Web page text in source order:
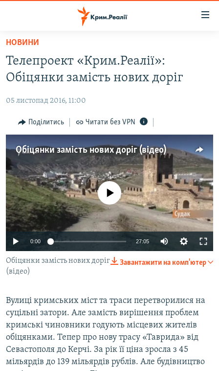
Перейти
основного
матеріалу
до
навігації
Перейти
до
пошуку
ВОДА.КРИМ
ПОЛІТИКА
БЛОГИ
ІНТЕРВ'Ю
ВСЕ ЗА ДЕНЬ
СПЕЦПРОЕКТИ
ДЕПОРТАЦІЯ
ВІДЕОУРОКИ «ELIFBE»
СВІДЧЕННЯ ОКУПАЦІЇ
УКРАЇНСЬКА ПРОБЛЕМА КРИМУ
ЯК ОБІЙТИ БЛОКУВАННЯ
Русский
Qırımtatar
Усі сайти RFE/RL
НОВИНИ
Телепроект «Крим.Реалії»:
Обіцянки замість нових доріг
05 листопад 2016, 11:00
Поділитись Читати без VPN
Обіцянки замість нових доріг (відео)
No media source currently available
0:00 27:05
Завантажити на комп'ютер
Обіцянки замість нових доріг
(відео)
Вулиці кримських міст та траси перетворилися на
суцільні затори. Але замість вирішення проблем
кримські чиновники годують місцевих жителів
обіцянками. Тепер про нову трасу «Таврида» від
Севастополя до Керчі. За рік її ціна зросла з 45
мільярдів до 139 мільярдів рублів. Але будівництво